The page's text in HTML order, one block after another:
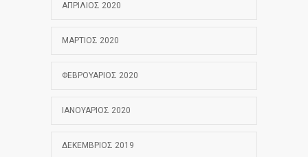
ΑΠΡΊΛΙΟΣ 2020
ΜΆΡΤΙΟΣ 2020
ΦΕΒΡΟΥΆΡΙΟΣ 2020
ΙΑΝΟΥΆΡΙΟΣ 2020
ΔΕΚΈΜΒΡΙΟΣ 2019